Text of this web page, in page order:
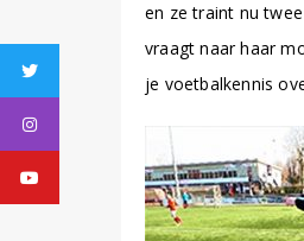
en ze traint nu
vraagt naar haar
je voetbalkennis
Twitter
Instagram
Youtube